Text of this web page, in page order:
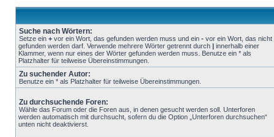
Suche nach Wörtern:
Setze ein + vor ein Wort, das gefunden werden muss und ein - vor ein Wort, das nicht
gefunden werden darf. Verwende mehrere Wörter getrennt durch | innerhalb einer
Klammer, wenn nur eines der Wörter gefunden werden muss. Benutze ein * als
Platzhalter für teilweise Übereinstimmungen.
Zu suchender Autor:
Benutze ein * als Platzhalter für teilweise Übereinstimmungen.
Zu durchsuchende Foren:
Wähle das Forum oder die Foren aus, in denen gesucht werden soll. Unterforen
werden automatisch mit durchsucht, sofern du die Option „Unterforen durchsuchen“
unten nicht deaktivierst.